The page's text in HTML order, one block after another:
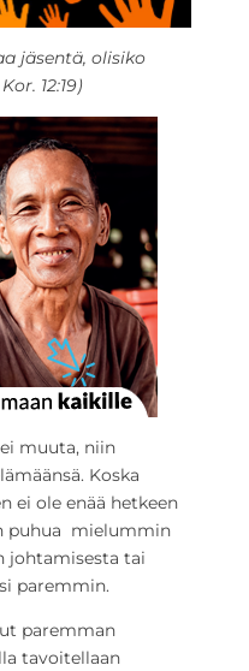
jäsentä, olisiko
12:19)
muuta, niin
Koska
ei ole enää hetkeen
puhua mielummin
johtamisesta tai
paremmin.
paremman
tavoitellaan